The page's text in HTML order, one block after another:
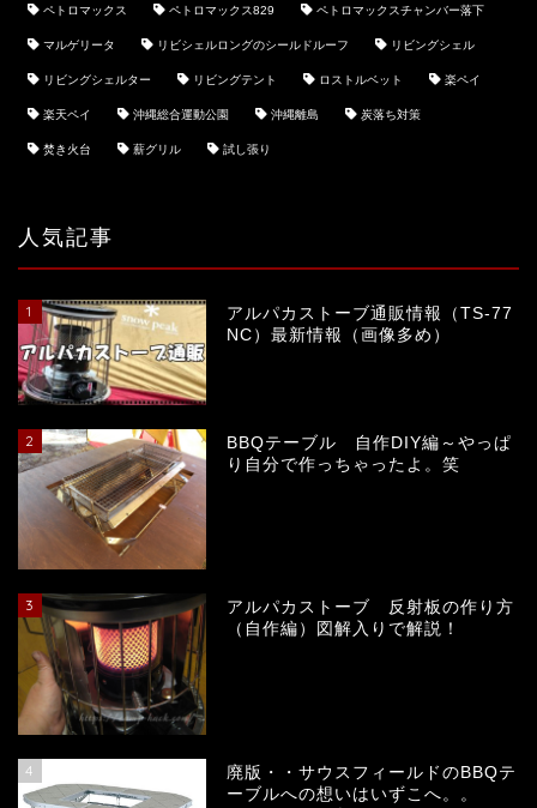
ペトロマックス ペトロマックス829 ペトロマックスチャンバー落下
マルゲリータ リビシェルロングのシールドルーフ リビングシェル
リビングシェルター リビングテント ロストルベット 楽ペイ
楽天ペイ 沖縄総合運動公園 沖縄離島 炭落ち対策
焚き火台 薪グリル 試し張り
人気記事
1
アルパカストーブ通販情報（TS-77
NC）最新情報（画像多め）
2
BBQテーブル 自作DIY編～やっぱ
り自分で作っちゃったよ。笑
3
アルパカストーブ 反射板の作り方
（自作編）図解入りで解説！
4
廃版・・サウスフィールドのBBQテ
ーブルへの想いはいずこへ。。
キャンプ場
キャンプギヤ＆メンテナ